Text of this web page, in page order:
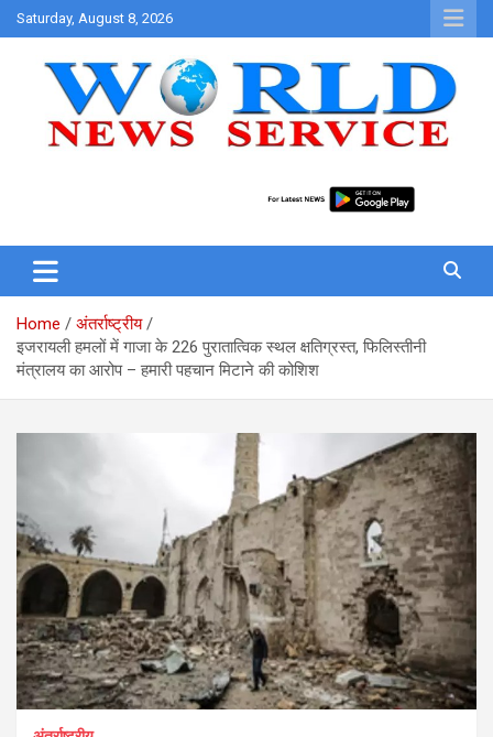
Skip
to
Saturday, August 8, 2026
Home
अंतर्राष्ट्रीय
इजरायली हमलों में गाजा के 226 पुरातात्विक स्थल क्षतिग्रस्त, फिलिस्तीनी
मंत्रालय का आरोप – हमारी पहचान मिटाने की कोशिश